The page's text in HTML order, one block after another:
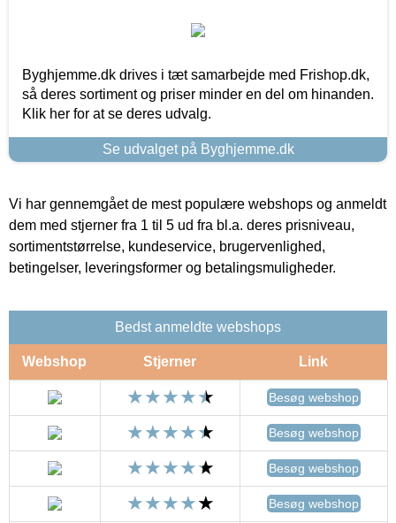
Byghjemme.dk drives i tæt samarbejde med Frishop.dk,
så deres sortiment og priser minder en del om hinanden.
Klik her for at se deres udvalg.
Se udvalget på Byghjemme.dk
Vi har gennemgået de mest populære webshops og anmeldt
dem med stjerner fra 1 til 5 ud fra bl.a. deres prisniveau,
sortimentstørrelse, kundeservice, brugervenlighed,
betingelser, leveringsformer og betalingsmuligheder.
Bedst anmeldte webshops
Webshop Stjerner Link
Besøg webshop
Besøg webshop
Besøg webshop
Besøg webshop